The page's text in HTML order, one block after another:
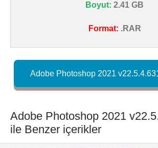
Boyut: 2.41 GB
Format: .RAR
Adobe Photoshop 2021
Adobe Photoshop 2021
ile Benzer içerikler